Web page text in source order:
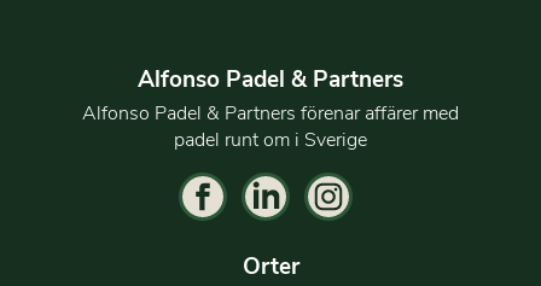
Alfonso Padel & Partners
Alfonso Padel & Partners förenar affärer med
padel runt om i Sverige
Orter